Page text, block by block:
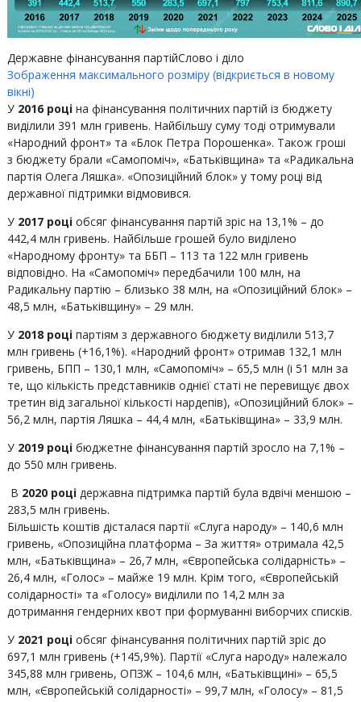
Державне фінансування партійСлово і діло
Зображення максимального розміру (відкриється в новому
вікні)
У 2016 роціна фінансування політичних партій із бюджету
виділили 391 млн гривень. Найбільшу суму тоді отримували
«Народний фронт» та «Блок Петра Порошенка». Також гроші
з бюджету брали «Самопоміч», «Батьківщина» та «Радикальна
партія Олега Ляшка». «Опозиційний блок» у тому році від
державної підтримки відмовився.
У 2017 роціобсяг фінансування партій зріс на 13,1% – до
442,4 млн гривень. Найбільше грошей було виділено
«Народному фронту» та ББП – 113 та 122 млн гривень
відповідно. На «Самопоміч» передбачили 100 млн, на
Радикальну партію – близько 38 млн, на «Опозиційний блок» –
48,5 млн, «Батьківщину» – 29 млн.
У 2018 роціпартіям з державного бюджету виділили 513,7
млн гривень (+16,1%). «Народний фронт» отримав 132,1 млн
гривень, БПП – 130,1 млн, «Самопоміч» – 65,5 млн (і 51 млн за
те, що кількість представників однієї статі не перевищує двох
третин від загальної кількості нардепів), «Опозиційний блок» –
56,2 млн, партія Ляшка – 44,4 млн, «Батьківщина» – 33,9 млн.
У 2019 роцібюджетне фінансування партій зросло на 7,1% –
до 550 млн гривень.
В 2020 роцідержавна підтримка партій була вдвічі меншою –
283,5 млн гривень.
Більшість коштів дісталася партії «Слуга народу» – 140,6 млн
гривень, «Опозиційна платформа – За життя» отримала 42,5
млн, «Батьківщина» – 26,7 млн, «Європейська солідарність» –
26,4 млн, «Голос» – майже 19 млн. Крім того, «Європейській
солідарності» та «Голосу» виділили по 14,2 млн за
дотримання гендерних квот при формуванні виборчих списків.
У 2021 роціобсяг фінансування політичних партій зріс до
697,1 млн гривень (+145,9%). Партії «Слуга народу» належало
345,88 млн гривень, ОПЗЖ – 104,6 млн, «Батьківщині» – 65,5
млн, «Європейській солідарності» – 99,7 млн, «Голосу» – 81,5